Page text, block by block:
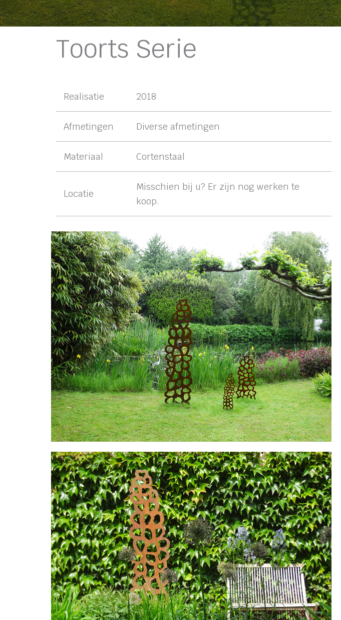
Toorts Serie
Realisatie 2018
Afmetingen Diverse afmetingen
Materiaal Cortenstaal
Locatie
Misschien bij u? Er zijn nog werken te
koop.